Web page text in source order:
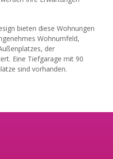
bieten diese Wohnungen
Wohnumfeld,
der
Eine Tiefgarage mit 90
sind vorhanden.